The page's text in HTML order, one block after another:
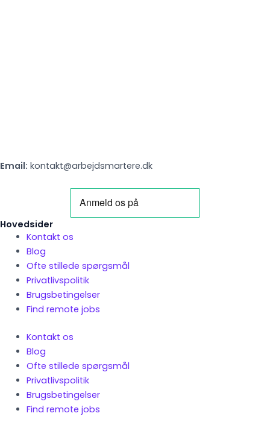
Email: kontakt@arbejdsmartere.dk
Hovedsider
Kontakt os
Blog
Ofte stillede spørgsmål
Privatlivspolitik
Brugsbetingelser
Find remote jobs
Kontakt os
Blog
Ofte stillede spørgsmål
Privatlivspolitik
Brugsbetingelser
Find remote jobs